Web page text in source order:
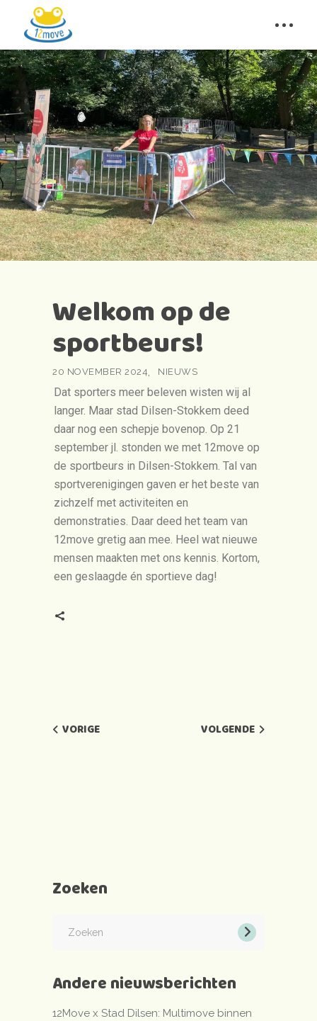
Welkom op de
sportbeurs!
20 NOVEMBER 2024 NIEUWS
Dat sporters meer beleven wisten wij al
langer. Maar stad Dilsen-Stokkem deed
daar nog een schepje bovenop. Op 21
september jl. stonden we met 12move op
de sportbeurs in Dilsen-Stokkem. Tal van
sportverenigingen gaven er het beste van
zichzelf met activiteiten en
demonstraties. Daar deed het team van
12move gretig aan mee. Heel wat nieuwe
mensen maakten met ons kennis. Kortom,
een geslaagde én sportieve dag!
VORIGE VOLGENDE
Zoeken
Andere nieuwsberichten
12Move x Stad Dilsen: Multimove binnen